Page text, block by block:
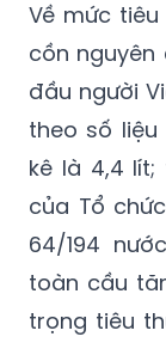
uống
được kiểm
Về mức
cồn
đầu người
theo số liệu
kê là 4,4 lít;
của Tổ
64/194